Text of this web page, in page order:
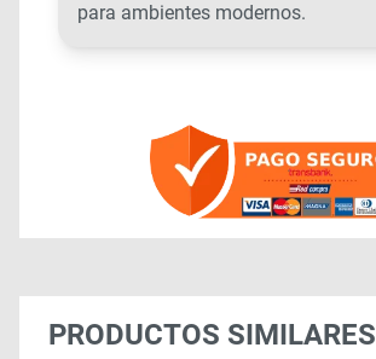
para ambientes modernos.
PRODUCTOS SIMILARES